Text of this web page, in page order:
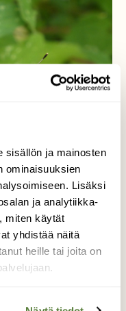
sisällön ja mainosten
ominaisuuksien
Lisäksi
ja analytiikka-
miten käytät
yhdistää näitä
heille tai joita on